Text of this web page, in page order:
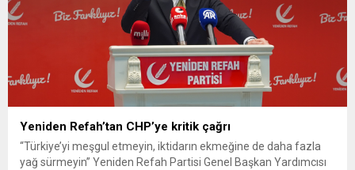
Yeniden Refah’tan CHP’ye kritik çağrı
“Türkiye’yi meşgul etmeyin, iktidarın ekmeğine de daha fazla
yağ sürmeyin” Yeniden Refah Partisi Genel Başkan Yardımcısı